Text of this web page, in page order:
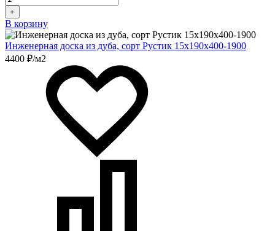
+
В корзину
Инженерная доска из дуба, сорт Рустик 15х190х400-1900
4400 ₽/м2